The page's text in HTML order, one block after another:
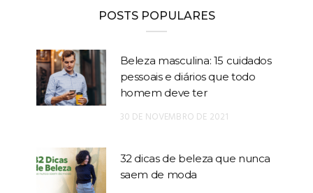
POSTS POPULARES
Beleza masculina: 15 cuidados
pessoais e diários que todo
homem deve ter
30 DE NOVEMBRO DE 2021
32 dicas de beleza que nunca
saem de moda